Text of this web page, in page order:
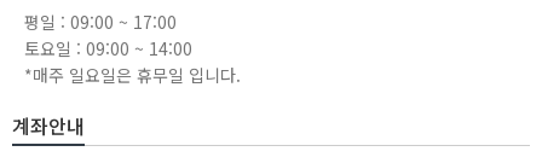
평일 : 09:00 ~ 17:00
토요일 : 09:00 ~ 14:00
*매주 일요일은 휴무일 입니다.
계좌안내